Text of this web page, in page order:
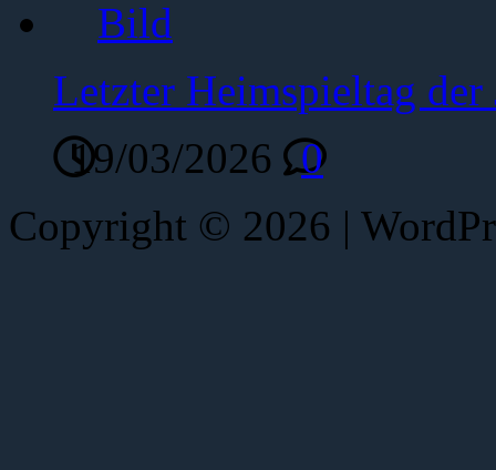
Letzter Heimspieltag der
19/03/2026
0
Copyright © 2026 |